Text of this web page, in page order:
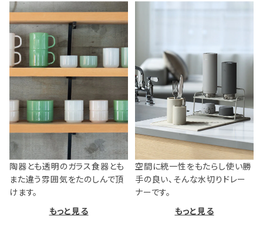
陶器とも透明のガラス食器とも
また違う雰囲気をたのしんで頂
けます。
もっと見る
空間に統一性をもたらし使い勝
手の良い、そんな水切りドレー
ナーです。
もっと見る